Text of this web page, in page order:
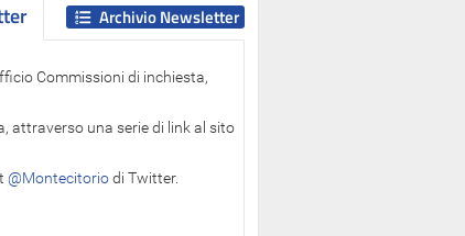
Commissioni di inchiesta,
attraverso una serie di link al sito
@Montecitoriodi Twitter.
Archivio Newsletter